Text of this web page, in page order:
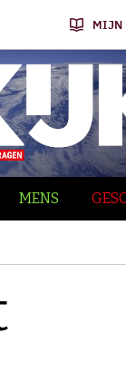
MIJN
MENS